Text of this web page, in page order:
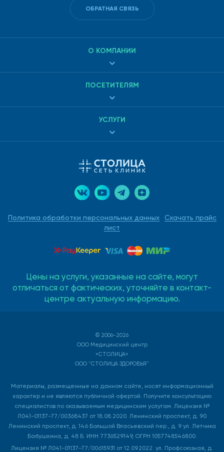
Политика обработки персональных данных
Скачать прайс
лист
О КОМПАНИИ
ПОСЕТИТЕЛЯМ
УСЛУГИ
ОБРАТНАЯ СВЯЗЬ
Цены на услуги, указанные на сайте, могут
отличаться от фактических, уточняйте в контакт-
центре актуальную информацию.
© 2006-2026
ООО Медицинский центр
«СТОЛИЦА»
ООО "СТОЛИЦА ЗДОРОВЬЯ"
Материалы, размещенные на данном сайте, носят информационный
характер и не являются публичной офертой. Получите консультацию
специалистов по оказываемым медицинским услугам. Лицензия №
Л041-01137-77/00368437 от 18.08.2020. Ленинский проспект, д. 90
Ленинский проспект, д. 146 Большой Власьевский пер., д. 9 ул. Летчика
Бабушкина, д. 48 Б. ИНН 7736529149, ОГРН 1057748546800.
Лицензия № Л041-01137-77/00615931 от 12.09.2022. ул. Профсоюзная, д.